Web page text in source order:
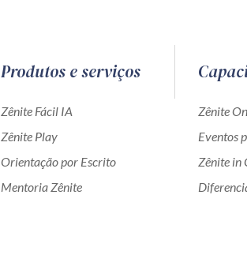
Produtos e serviços
Zênite Fácil IA
Zênite Play
Orientação por Escrito
Mentoria Zênite
Zênite
Eventos
Zênite in